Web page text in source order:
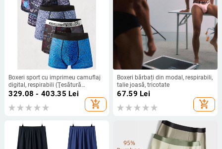
Boxeri sport cu imprimeu camuflaj
digital, respirabili (Ţesătură
principală: 100% acril; Numele
Căptușeală crăpătură: bumbac
329.08 - 403.35 Lei
add_shopping_cart
Boxeri bărbați din modal, respirabili,
talie joasă, tricotate
67.59 Lei
add_shopping_cart